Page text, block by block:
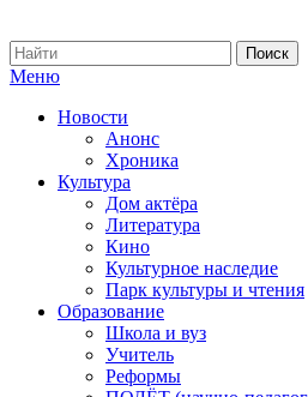
Меню
Новости
Анонс
Хроника
Культура
Дом актёра
Литература
Кино
Культурное наследие
Парк культуры и чтения
Образование
Школа и вуз
Учитель
Реформы